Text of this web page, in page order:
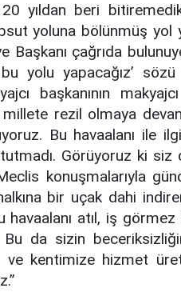
yıldan beri
yoluna bölünmüş yol
Başkanı çağrıda
yolu yapacağız’
başkanının
rezil olmaya
Bu havaalanı ile
Görüyoruz ki siz
konuşmalarıyla
bir uçak dahi
havaalanı atıl, iş
Bu da sizin
ve kentimize hizmet